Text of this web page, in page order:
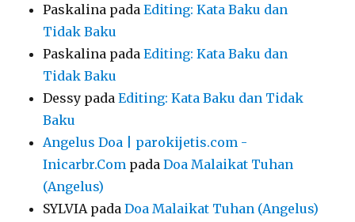
Paskalina padaEditing: Kata Baku dan
Tidak Baku
Paskalina padaEditing: Kata Baku dan
Tidak Baku
Dessy padaEditing: Kata Baku dan Tidak
Baku
Angelus Doa | parokijetis.com -
Inicarbr.Com padaDoa Malaikat Tuhan
(Angelus)
SYLVIA padaDoa Malaikat Tuhan (Angelus)